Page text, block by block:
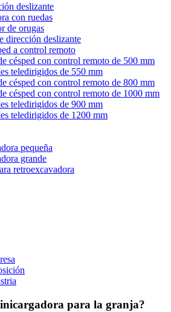
deslizante
con ruedas
de orugas
dirección deslizante
a control remoto
césped con control remoto de 500 mm
teledirigidos de 550 mm
césped con control remoto de 800 mm
césped con control remoto de 1000 mm
teledirigidos de 900 mm
teledirigidos de 1200 mm
pequeña
grande
retroexcavadora
para la granja?